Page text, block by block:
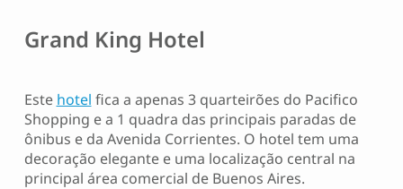
Grand King Hotel
Este hotel fica a apenas 3 quarteirões do Pacifico
Shopping e a 1 quadra das principais paradas de
ônibus e da Avenida Corrientes. O hotel tem uma
decoração elegante e uma localização central na
principal área comercial de Buenos Aires.